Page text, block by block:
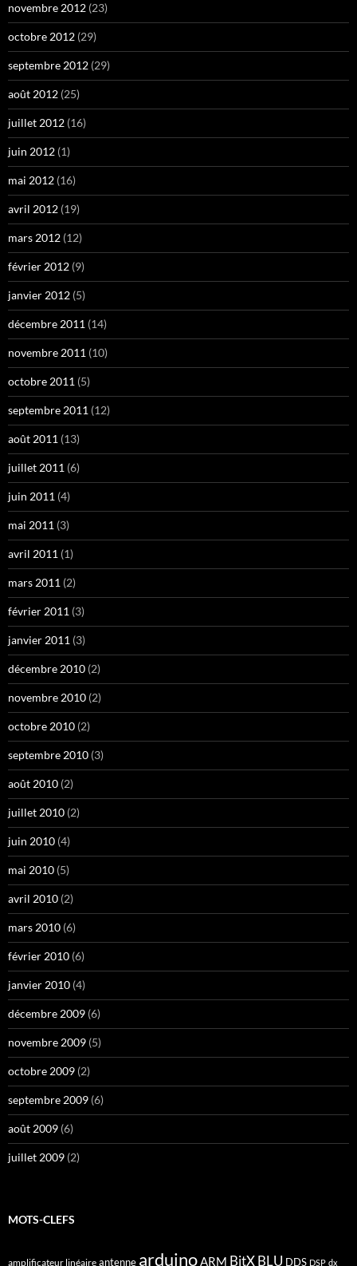
novembre 2012 (23)
octobre 2012 (29)
septembre 2012 (29)
août 2012 (25)
juillet 2012 (16)
juin 2012 (1)
mai 2012 (16)
avril 2012 (19)
mars 2012 (12)
février 2012 (9)
janvier 2012 (5)
décembre 2011 (14)
novembre 2011 (10)
octobre 2011 (5)
septembre 2011 (12)
août 2011 (13)
juillet 2011 (6)
juin 2011 (4)
mai 2011 (3)
avril 2011 (1)
mars 2011 (2)
février 2011 (3)
janvier 2011 (3)
décembre 2010 (2)
novembre 2010 (2)
octobre 2010 (2)
septembre 2010 (3)
août 2010 (2)
juillet 2010 (2)
juin 2010 (4)
mai 2010 (5)
avril 2010 (2)
mars 2010 (6)
février 2010 (6)
janvier 2010 (4)
décembre 2009 (6)
novembre 2009 (5)
octobre 2009 (2)
septembre 2009 (6)
août 2009 (6)
juillet 2009 (2)
MOTS-CLEFS
amplificateur linéaire antenne arduinoARM BitX BLU DDS DSP dx